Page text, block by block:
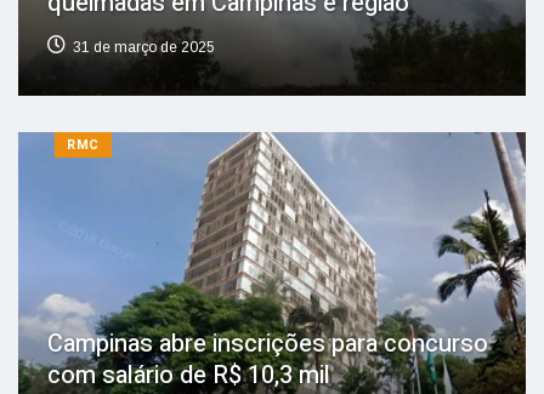
31 de março de 2025
RMC
Campinas abre inscrições para concurso
com salário de R$ 10,3 mil